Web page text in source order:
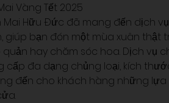
Vàng Tết 2025
Mai Hữu Đức đã mang đến dịch
giúp bạn đón một mùa xuân thật
hay chăm sóc hoa. Dịch vụ
đa dạng chủng loại, kích
đến cho khách hàng những lựa